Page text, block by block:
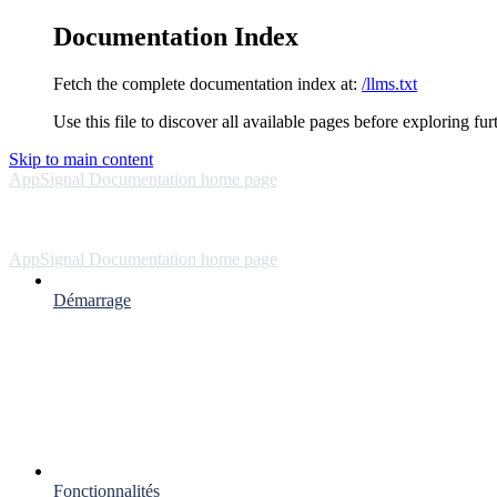
Documentation Index
Fetch the complete documentation index at: /llms.txt
Use this file to discover all available pages before exploring
Skip to main content
AppSignal Documentation home page
AppSignal Documentation home page
Démarrage
Fonctionnalités